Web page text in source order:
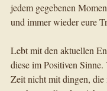
jedem gegebenen
und immer wieder eure
Lebt mit den aktuellen
diese im Positiven Sinne.
Zeit nicht mit dingen,